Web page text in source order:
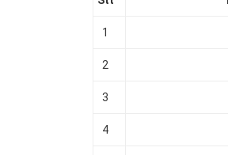
1
2
3
4